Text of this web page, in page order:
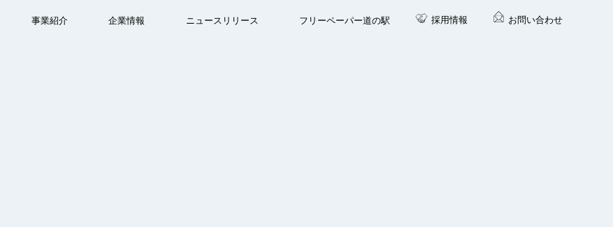
事業紹介 企業情報 ニュースリリース フリーペーパー道の駅 採用情報 お問い合わせ